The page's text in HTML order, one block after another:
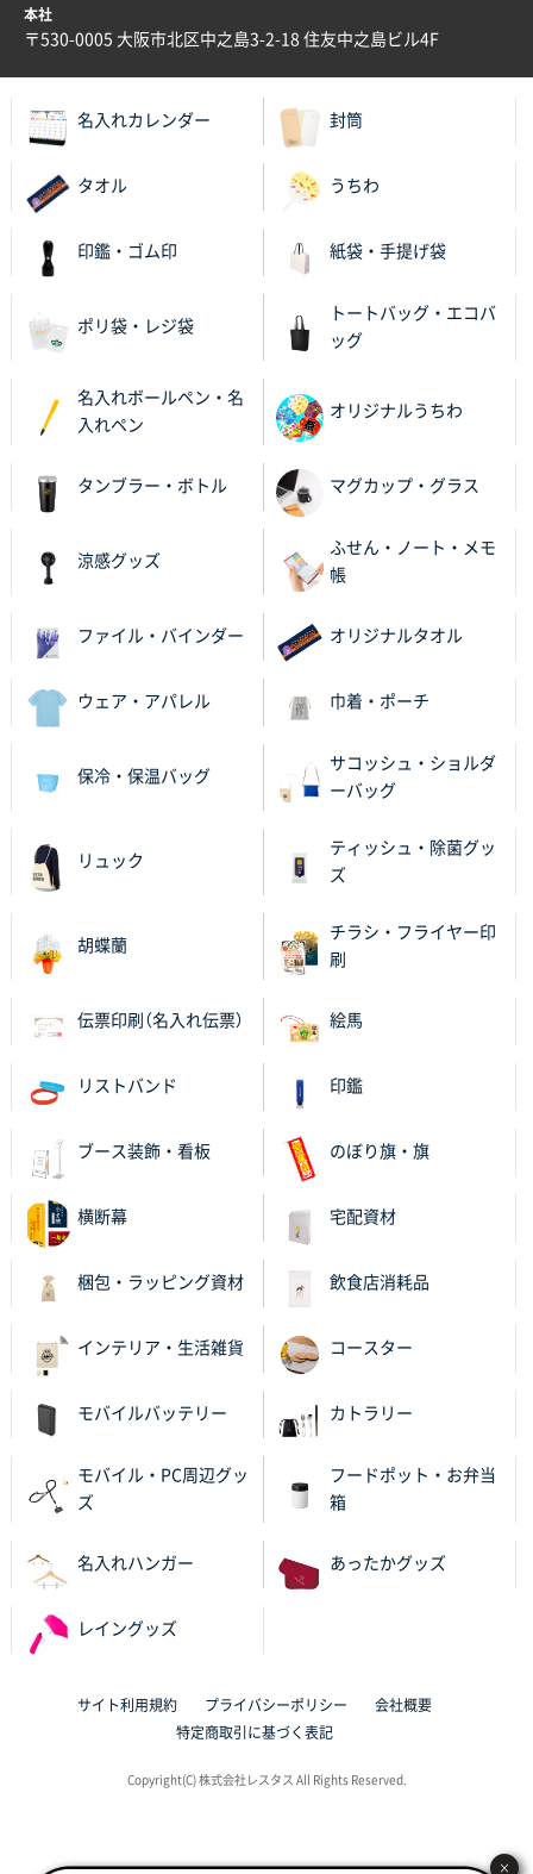
枚
uni ジェットストリーム 07
100枚
ラミネート紙袋 規格L4サイズ(B4対応) 1000枚
2025年12月04日 17:34
2025年12月02日 23:00
他部署のスタッフからの指示
A4箔押し名入れクリアファイル
2025年11月27日 10:45
2025年11月25日 16:41
前回同様、安心できるから
uni ジェットストリーム 05300枚
何度か注文していて、満足していたから
のしメモ100P 800枚
のし文言が変更できたのと価格。
千葉県M社様
ワンポイント箔押し紙袋 Sサイズ(A5対応)
営業ご担当者さまより、ご丁寧なサポートをいただ
き、他のネット印刷サービスよりも安心して購入まで
【ポリ袋】特別ご注文ページ
頂きました。 今回も無理を言っておりますが、丁寧な
和歌山県S社様
本社
〒530-0005 大阪市北区中之島3-2-18 住友中之島ビル4F
名入れカレンダー 封筒
タオル うちわ
印鑑・ゴム印 紙袋・手提げ袋
ポリ袋・レジ袋
トートバッグ・エコバ
ッグ
名入れボールペン・名
入れペン
オリジナルうちわ
タンブラー・ボトル マグカップ・グラス
涼感グッズ
ふせん・ノート・メモ
帳
ファイル・バインダー オリジナルタオル
ウェア・アパレル 巾着・ポーチ
保冷・保温バッグ
サコッシュ・ショルダ
ーバッグ
リュック
ティッシュ・除菌グッ
ズ
胡蝶蘭
チラシ・フライヤー印
刷
伝票印刷（名入れ伝票） 絵馬
リストバンド 印鑑
ブース装飾・看板 のぼり旗・旗
横断幕 宅配資材
梱包・ラッピング資材 飲食店消耗品
インテリア・生活雑貨 コースター
モバイルバッテリー カトラリー
モバイル・PC周辺グッ
ズ
フードポット・お弁当
箱
名入れハンガー あったかグッズ
レイングッズ
サイト利用規約 プライバシーポリシー
会社概要
特定商取引に基づく表記
Copyright(C) 株式会社レスタス All Rights Reserved.
×